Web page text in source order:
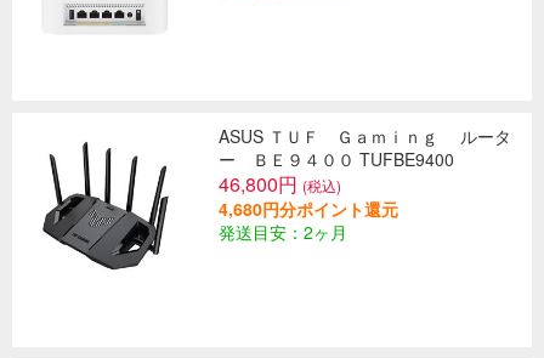
ASUS ＴＵＦ Ｇａｍｉｎｇ ルータ
ー ＢＥ９４００ TUFBE9400
46,800円 (税込)
4,680円分ポイント還元
発送目安：2ヶ月